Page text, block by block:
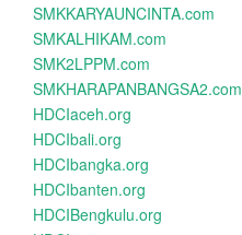
SMKKARYAUNCINTA.com
SMKALHIKAM.com
SMK2LPPM.com
SMKHARAPANBANGSA2.com
HDCIaceh.org
HDCIbali.org
HDCIbangka.org
HDCIbanten.org
HDCIBengkulu.org